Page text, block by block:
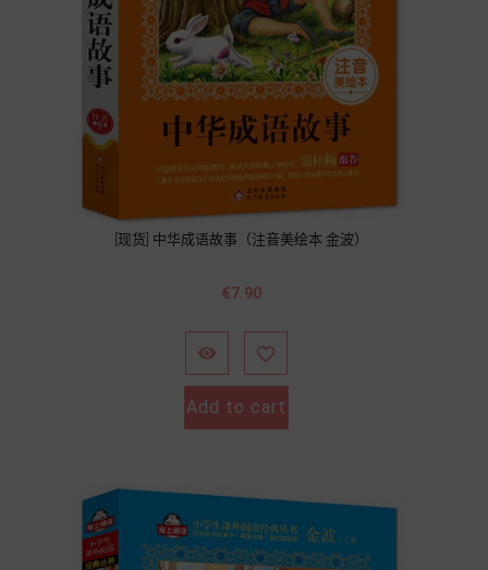
[现货] 中华成语故事（注音美绘本 金波）
Price
€7.90
 
Add to cart